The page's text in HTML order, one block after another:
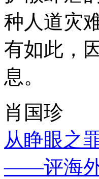
种人道灾
有如此，
息。
肖国珍
从睁眼之
——评海外